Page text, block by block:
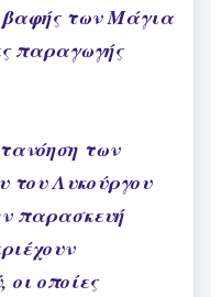
βαφής των Μάγια
παραγωγής
των
του Λυκούργου
παρασκευή
οποίες